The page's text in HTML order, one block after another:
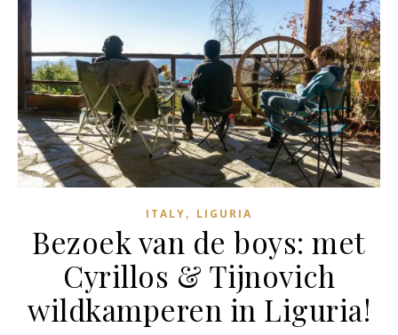
ITALY, LIGURIA
Bezoek van de boys: met
Cyrillos & Tijnovich
wildkamperen in Liguria!